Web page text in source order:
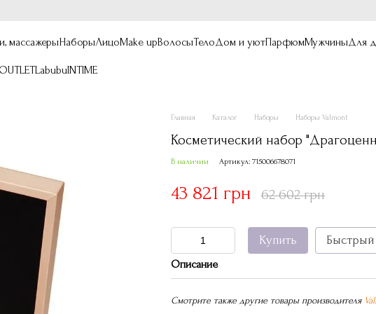
массажерыНаборыЛицоMake upВолосыТелоДом и уютПарфюмМужчиныДля
OUTLETLabubuINTIME
Главная Каталог Наборы Наборы Valmont
Косметический набор
В наличии Артикул: 715006678071
43 821 грн 62 602 грн
Купить Быстрый
Описание
Смотрите также другие товары производителя